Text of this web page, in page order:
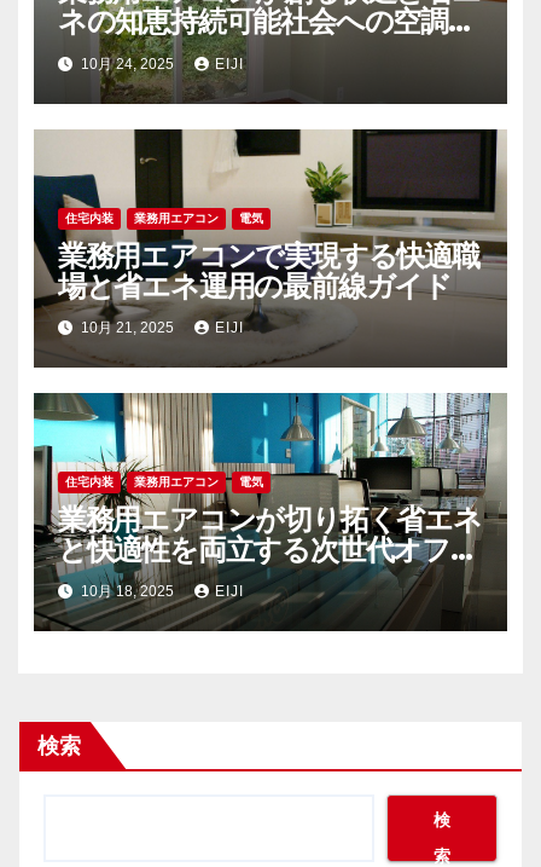
ネの知恵持続可能社会への空調戦
略10月 24, 2025 EIJI
住宅内装 業務用エアコン 電気
業務用エアコンで実現する快適職
場と省エネ運用の最前線ガイド
10月 21, 2025 EIJI
住宅内装 業務用エアコン 電気
業務用エアコンが切り拓く省エネ
と快適性を両立する次世代オフィ
ス空調戦略
10月 18, 2025 EIJI
検索
検
索